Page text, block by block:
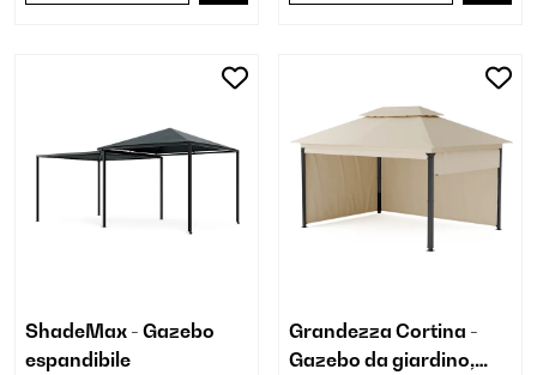
ShadeMax - Gazebo
espandibile
Grandezza Cortina -
Gazebo da giardino,